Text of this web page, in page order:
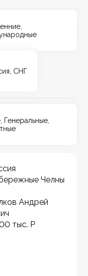
СНГ
Генеральные,
Челны
Андрей
тыс. Р